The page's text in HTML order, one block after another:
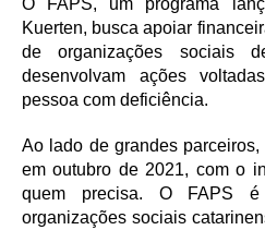
Kuerten, busca apoiar
de organizações sociais
desenvolvam ações
pessoa com deficiência.
Ao lado de grandes
em outubro de 2021, com o
quem precisa. O FAPS
organizações sociais